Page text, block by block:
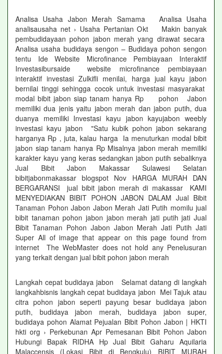
Analisa Usaha Jabon Merah Samama Analisa Usaha
analisausaha net › Usaha Pertanian Okt Makin banyak
pembudidayaan pohon jabon merah yang dirawat secara
Analisa usaha budidaya sengon – Budidaya pohon sengon
tentu Ide Website Microfinance Pembiayaan Interaktif
Investasibursaide website microfinance pembiayaan
interaktif investasi Zulkifli menilai, harga jual kayu jabon
bernilai tinggi sehingga cocok untuk investasi masyarakat
modal bibit jabon siap tanam hanya Rp pohon Jabon
memiliki dua jenis yaitu jabon merah dan jabon putih, dua
duanya memiliki Investasi kayu jabon kayujabon weebly
investasi kayu jabon "Satu kubik pohon jabon sekarang
harganya Rp , juta, kalau harga Ia menuturkan modal bibit
jabon siap tanam hanya Rp Misalnya jabon merah memiliki
karakter kayu yang keras sedangkan jabon putih sebaliknya
Jual Bibit Jabon Makassar Sulawesi Selatan
bibitjabonmakassar blogspot Nov HARGA MURAH DAN
BERGARANSI jual bibit jabon merah di makassar KAMI
MENYEDIAKAN BIBIT POHON JABON DALAM Jual Bibit
Tanaman Pohon Jabon Jabon Merah Jati Putih momilu jual
bibit tanaman pohon jabon jabon merah jati putih jati Jual
Bibit Tanaman Pohon Jabon Jabon Merah Jati Putih Jati
Super All of image that appear on this page found from
internet The WebMaster does not hold any Penelusuran
yang terkait dengan jual bibit pohon jabon merah
Langkah cepat budidaya jabon Selamat datang di langkah
langkahbisnis langkah cepat budidaya jabon Mei Tajuk atau
citra pohon jabon seperti payung besar budidaya jabon
putih, budidaya jabon merah, budidaya jabon super,
budidaya pohon Alamat Pejualan Bibit Pohon Jabon | HKTI
hkti org › Perkebunan Apr Pemesanan Bibit Pohon Jabon
Hubungi Bapak RIDHA Hp Jual Bibit Gaharu Aquilaria
Malaccensis (Lokasi Bibit di Bengkulu) BIBIT MURAH